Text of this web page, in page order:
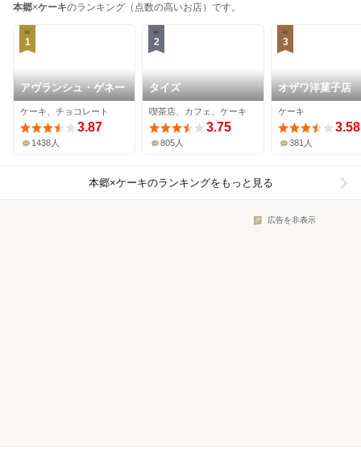
本郷×ケーキのランキング（点数の高いお店）です。
1
アヴランシュ・ゲネー
ケーキ、チョコレート
3.87
1438人
2
タイズ
喫茶店、カフェ、ケーキ
3.75
805人
3
オザワ洋菓子店
ケーキ
3.58
381人
本郷×ケーキのランキングをもっと見る
広告を非表示